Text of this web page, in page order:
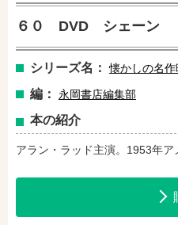
６０ DVD シェーン
シリーズ名： 懐かしの名
編： 永岡書店編集部
本の紹介
アラン・ラッド主演。1953年ア
e-honで購入